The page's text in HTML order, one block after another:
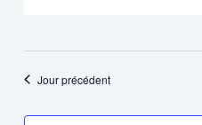
Jour précédent